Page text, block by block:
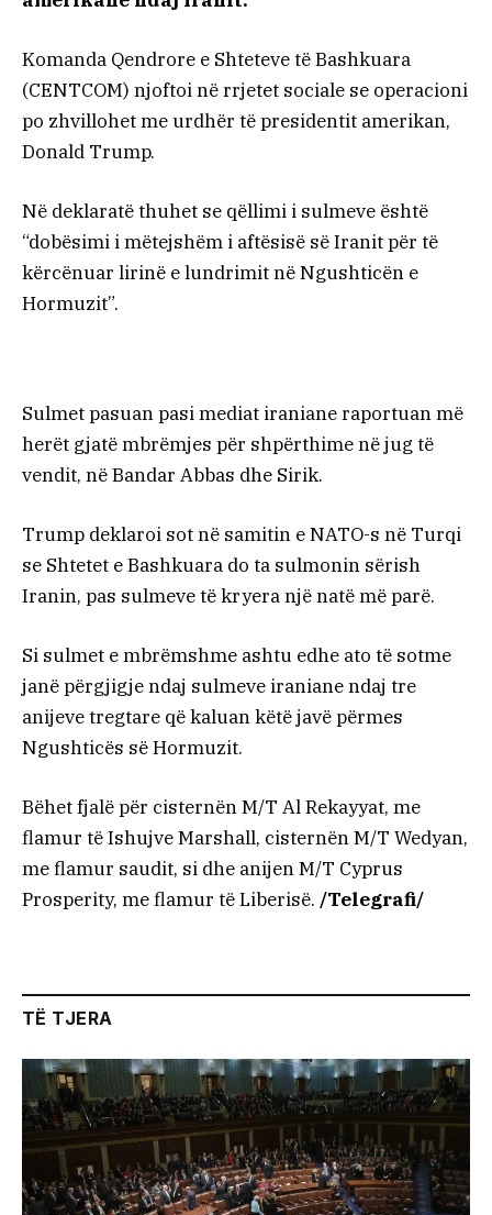
Komanda Qendrore e Shteteve të Bashkuara
(CENTCOM) njoftoi në rrjetet sociale se operacioni
po zhvillohet me urdhër të presidentit amerikan,
Donald Trump.
Në deklaratë thuhet se qëllimi i sulmeve është
“dobësimi i mëtejshëm i aftësisë së Iranit për të
kërcënuar lirinë e lundrimit në Ngushticën e
Hormuzit”.
Sulmet pasuan pasi mediat iraniane raportuan më
herët gjatë mbrëmjes për shpërthime në jug të
vendit, në Bandar Abbas dhe Sirik.
Trump deklaroi sot në samitin e NATO-s në Turqi
se Shtetet e Bashkuara do ta sulmonin sërish
Iranin, pas sulmeve të kryera një natë më parë.
Si sulmet e mbrëmshme ashtu edhe ato të sotme
janë përgjigje ndaj sulmeve iraniane ndaj tre
anijeve tregtare që kaluan këtë javë përmes
Ngushticës së Hormuzit.
Bëhet fjalë për cisternën M/T Al Rekayyat, me
flamur të Ishujve Marshall, cisternën M/T Wedyan,
me flamur saudit, si dhe anijen M/T Cyprus
Prosperity, me flamur të Liberisë. /Telegrafi/
TË TJERA